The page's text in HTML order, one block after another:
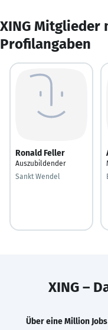
XING Mitglieder
Profilangaben
Ronald Feller
Auszubildender
Sankt Wendel
XING –
Über eine Million Jobs